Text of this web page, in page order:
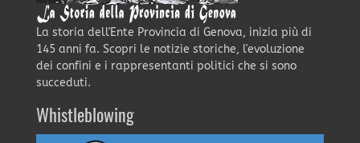
La storia dell'Ente Provincia di Genova, inizia più di
145 anni fa. Scopri le notizie storiche, l'evoluzione
dei confini e i rappresentanti politici che si sono
succeduti.
Whistleblowing